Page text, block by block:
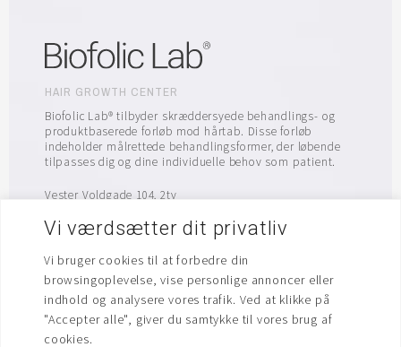
Vi værdsætter dit privatliv
Vi bruger cookies til at forbedre din
browsingoplevelse, vise personlige annoncer eller
indhold og analysere vores trafik. Ved at klikke på
"Accepter alle", giver du samtykke til vores brug af
cookies.
HAIR GROWTH CENTER
Biofolic Lab® tilbyder skræddersyede behandlings- og
produktbaserede forløb mod hårtab. Disse forløb
indeholder målrettede behandlingsformer, der løbende
tilpasses dig og dine individuelle behov som patient.
Vester Voldgade 104, 2tv